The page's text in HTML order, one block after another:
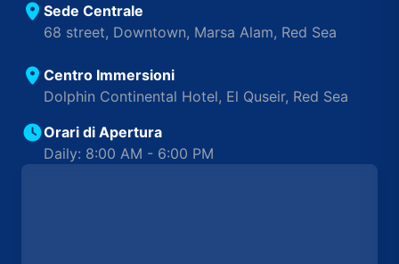
Sede Centrale
68 street, Downtown, Marsa Alam, Red Sea
Centro Immersioni
Dolphin Continental Hotel, El Quseir, Red Sea
Orari di Apertura
Daily: 8:00 AM - 6:00 PM